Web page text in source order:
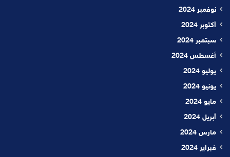
نوفمبر 2024
أكتوبر 2024
سبتمبر 2024
أغسطس 2024
يوليو 2024
يونيو 2024
مايو 2024
أبريل 2024
مارس 2024
فبراير 2024